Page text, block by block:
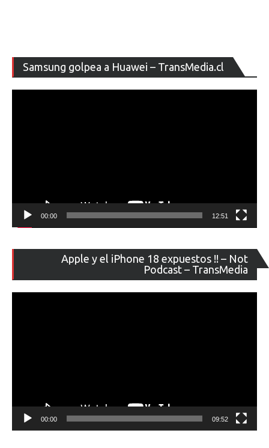
Samsung golpea a Huawei – TransMedia.cl
de
00:00 12:51
Apple y el iPhone 18 expuestos !! – Not
Podcast – TransMedia
de
00:00 09:52